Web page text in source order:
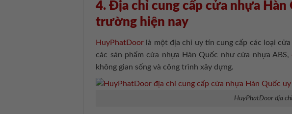
4. Địa chỉ cung cấp cửa nhựa
trường hiện nay
HuyPhatDoor là một địa chỉ uy tín cung cấp các loại
các sản phẩm cửa nhựa Hàn Quốc như cửa nhựa ABS,
không gian sống và công trình xây dựng.
HuyPhatDoor địa